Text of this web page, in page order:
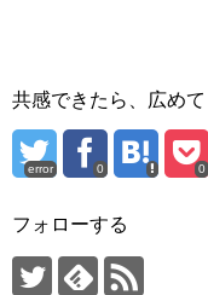
共感できたら、広め
error 0 0
フォローする